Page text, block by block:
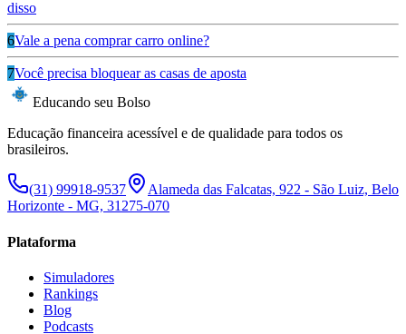
disso
6Vale a pena comprar carro online?
7Você precisa bloquear as casas de aposta
Educando seu Bolso
Educação financeira acessível e de qualidade para todos os
brasileiros.
(31) 99918-9537
Alameda das Falcatas, 922 - São Luiz, Belo
Horizonte - MG, 31275-070
Plataforma
Simuladores
Rankings
Blog
Podcasts